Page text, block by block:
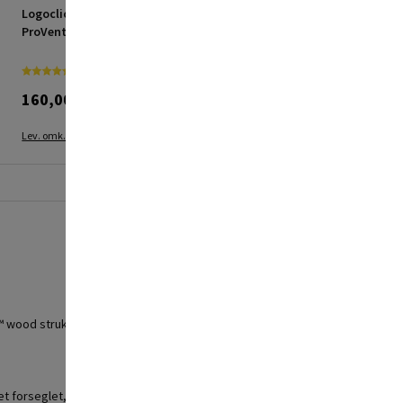
Logoclic gulvunderlag
ProVent 3 mm 15 m²
160,00 kr.
Lev. omk. tillægges
struktur og ekstramat finish, som er med prægninger, der
at snavs ikke vil sætte sig fast, og gulvet er meget